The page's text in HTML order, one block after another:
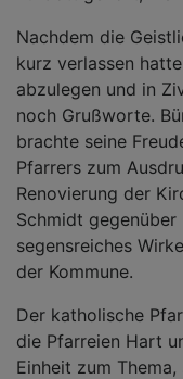
Nachdem die
kurz verlassen
abzulegen und in
noch Grußworte.
brachte seine
Pfarrers zum
Renovierung der
Schmidt
segensreiches
der Kommune.
Der katholische
die Pfarreien Hart
Einheit zum